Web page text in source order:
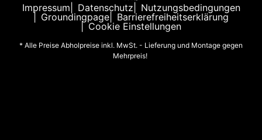
Impressum Datenschutz
Nutzungsbedingungen
Groundingpage
Barrierefreiheitserklärung
Cookie Einstellungen
* Alle Preise Abholpreise inkl. MwSt. - Lieferung und Montage gegen
Mehrpreis!